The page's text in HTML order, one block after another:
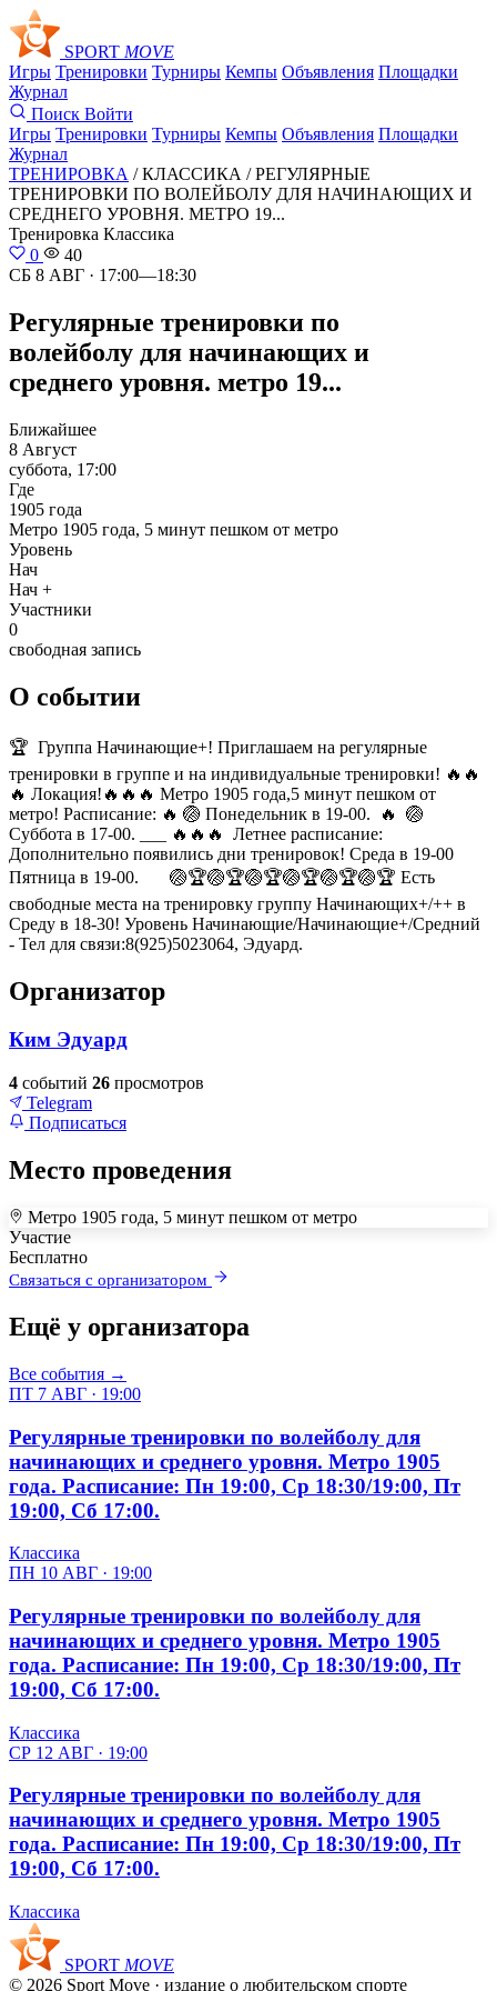
SPORT MOVE
Игры Тренировки Турниры Кемпы Объявления Площадки
Журнал
Поиск Войти
Игры Тренировки Турниры Кемпы Объявления Площадки
Журнал
ТРЕНИРОВКА / КЛАССИКА /РЕГУЛЯРНЫЕ
ТРЕНИРОВКИ ПО ВОЛЕЙБОЛУ ДЛЯ НАЧИНАЮЩИХ И
СРЕДНЕГО УРОВНЯ. МЕТРО 19...
Тренировка Классика
0
40
СБ 8 АВГ · 17:00—18:30
Регулярные тренировки по
волейболу для начинающих и
среднего уровня. метро 19...
Ближайшее
8 Август
суббота, 17:00
Где
1905 года
Метро 1905 года, 5 минут пешком от метро
Уровень
Нач
Нач +
Участники
0
свободная запись
О событии
🏆 Группа Начинающие+! Приглашаем на регулярные
тренировки в группе и на индивидуальные тренировки! 🔥🔥
🔥 Локация!🔥🔥🔥 Метро 1905 года,5 минут пешком от
метро! Расписание: 🔥 🏐 Понедельник в 19-00. 🔥 🏐
Суббота в 17-00. ___ 🔥🔥🔥 Летнее расписание:
Дополнительно появились дни тренировок! Среда в 19-00
Пятница в 19-00. 🏐🏆🏐🏆🏐🏆🏐🏆🏐🏆🏐🏆 Есть
свободные места на тренировку группу Начинающих+/++ в
Среду в 18-30! Уровень Начинающие/Начинающие+/Средний
- Тел для связи:8(925)5023064, Эдуард.
Организатор
Ким Эдуард
4 событий 26 просмотров
Telegram
Подписаться
Место проведения
+
–
Метро 1905 года, 5 минут пешком от метро
Участие
Бесплатно
Связаться с организатором
Ещё у организатора
Все события →
ПТ 7 АВГ · 19:00
Регулярные тренировки по волейболу для
начинающих и среднего уровня. Метро 1905
года. Расписание: Пн 19:00, Ср 18:30/19:00, Пт
19:00, Сб 17:00.
Классика
ПН 10 АВГ · 19:00
Регулярные тренировки по волейболу для
начинающих и среднего уровня. Метро 1905
года. Расписание: Пн 19:00, Ср 18:30/19:00, Пт
19:00, Сб 17:00.
Классика
СР 12 АВГ · 19:00
Регулярные тренировки по волейболу для
начинающих и среднего уровня. Метро 1905
года. Расписание: Пн 19:00, Ср 18:30/19:00, Пт
19:00, Сб 17:00.
Классика
SPORT MOVE
© 2026 Sport Move · издание о любительском спорте